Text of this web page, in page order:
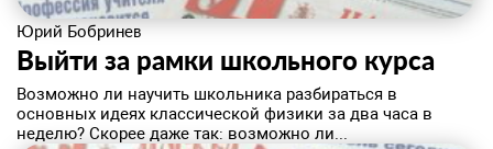
Юрий Бобринев
Выйти за рамки школьного курса
​Возможно ли научить школьника разбираться в
основных идеях классической физики за два часа в
неделю? Скорее даже так: возможно ли...